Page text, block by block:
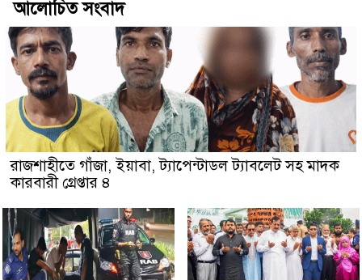
আলোচিত সংবাদ
রাজশাহীতে গাঁজা, ইয়াবা, ট্যাপেন্টাডল ট্যাবলেট সহ মাদক
কারবারী গ্রেপ্তার ৪